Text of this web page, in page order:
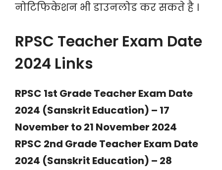
नोटिफिकेशन भी डाउनलोड कर सकते है ।
RPSC Teacher Exam Date
2024 Links
RPSC 1st Grade Teacher Exam Date
2024 (Sanskrit Education) – 17
November to 21 November 2024
RPSC 2nd Grade Teacher Exam Date
2024 (Sanskrit Education) – 28